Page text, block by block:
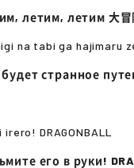
летим, летим 大冒
na tabi ga hajimaru
странное
irero! DRAGONBALL
его в руки!